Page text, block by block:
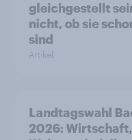
gleichgestellt
nicht, ob sie
sind
Artikel
Landtagswahl
2026: